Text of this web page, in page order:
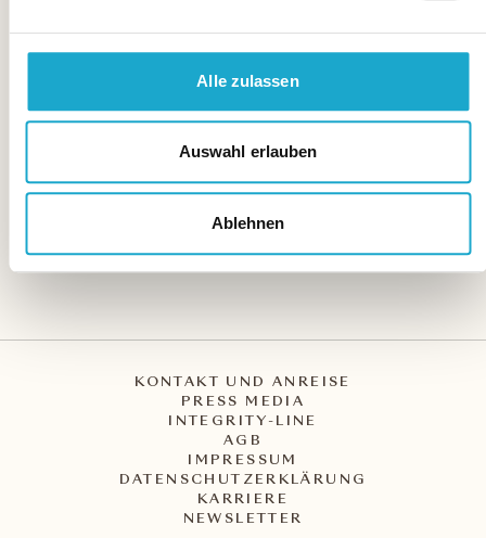
Alle zulassen
Auswahl erlauben
Ablehnen
Storchen Zürich
Weinplatz 2
+41 44 227 27 27
info@storchen.ch
KONTAKT UND ANREISE
PRESS MEDIA
INTEGRITY-LINE
AGB
IMPRESSUM
DATENSCHUTZERKLÄRUNG
KARRIERE
NEWSLETTER